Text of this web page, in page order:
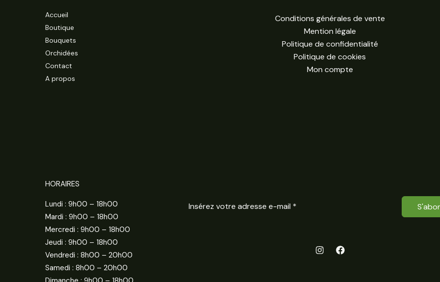
Accueil
Boutique
Bouquets
Orchidées
Contact
A propos
Conditions générales de vente
Mention légale
Politique de confidentialité
Politique de cookies
Mon compte
HORAIRES
Lundi : 9h00 – 18h00
Mardi : 9h00 – 18h00
Mercredi : 9h00 – 18h00
Jeudi : 9h00 – 18h00
Vendredi : 8h00 – 20h00
Samedi : 8h00 – 20h00